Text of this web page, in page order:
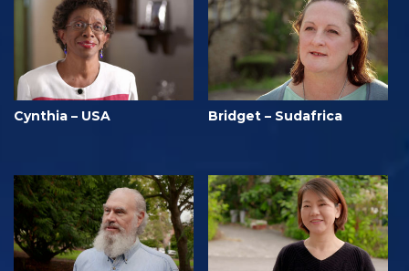
Cynthia – USA Bridget – Sudafrica